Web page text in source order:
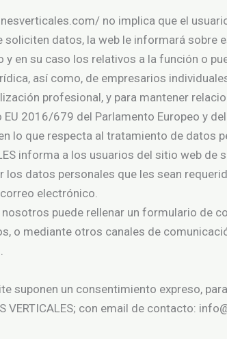
no implica que el
soliciten datos, la web le informará sobre
en su caso los relativos a la función o
así como, de empresarios
profesional, y para mantener
2016/679 del Parlamento Europeo y
lo que respecta al tratamiento de datos
informa a los usuarios del sitio web
datos personales que les sean
electrónico.
puede rellenar un formulario de
o mediante otros canales de
suponen un consentimiento expreso,
VERTICALES; con email de contacto: